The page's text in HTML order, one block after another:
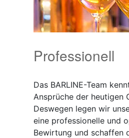
Professionell
Das BARLINE-Team
Ansprüche der heutigen
Deswegen legen wir
eine professionelle und
Bewirtung und schaffen